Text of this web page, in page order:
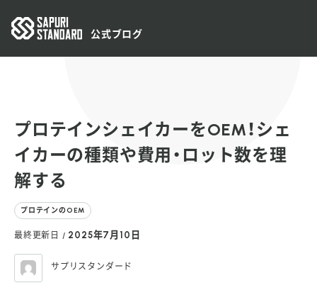
プロテインシェイカーをOEM！シェ
イカーの種類や費用・ロット数を理
解する
プロテインのOEM
最終更新日 / 2025年7月10日
サプリスタンダード
公式ブログ